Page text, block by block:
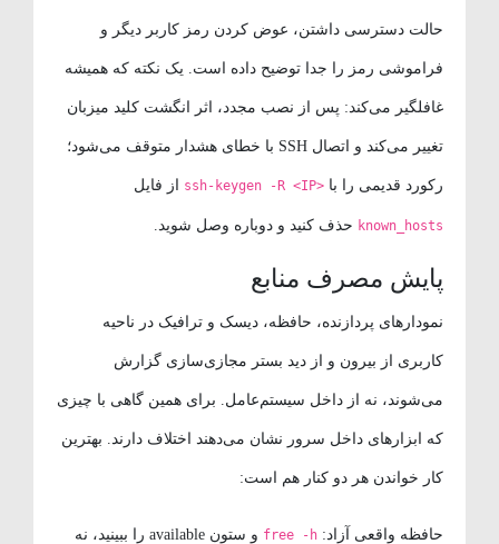
حالت دسترسی داشتن، عوض کردن رمز کاربر دیگر و
فراموشی رمز را جدا توضیح داده است. یک نکته که همیشه
غافلگیر می‌کند: پس از نصب مجدد، اثر انگشت کلید میزبان
تغییر می‌کند و اتصال SSH با خطای هشدار متوقف می‌شود؛
رکورد قدیمی را با ssh-keygen -R <IP> از فایل
known_hostsحذف کنید و دوباره وصل شوید.
پایش مصرف منابع
نمودارهای پردازنده، حافظه، دیسک و ترافیک در ناحیه
کاربری از بیرون و از دید بستر مجازی‌سازی گزارش
می‌شوند، نه از داخل سیستم‌عامل. برای همین گاهی با چیزی
که ابزارهای داخل سرور نشان می‌دهند اختلاف دارند. بهترین
کار خواندن هر دو کنار هم است:
حافظه واقعی آزاد: free -h و ستون available را ببینید، نه